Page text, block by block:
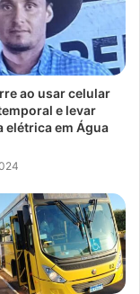
ao usar celular
e levar
elétrica em Água